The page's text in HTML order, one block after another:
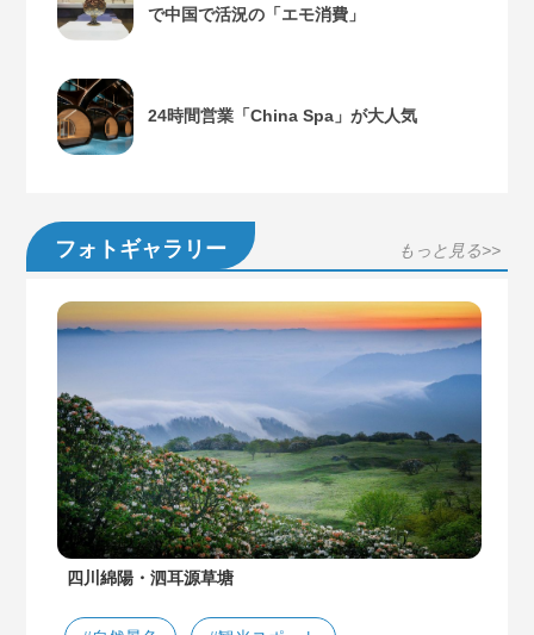
で中国で活況の「エモ消費」
24時間営業「China Spa」が大人気
フォトギャラリー もっと見る>>
四川綿陽・泗耳源草塘